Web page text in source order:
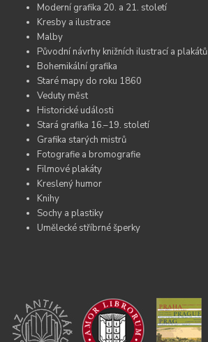
Moderní grafika 20. a 21. století
Kresby a ilustrace
Malby
Původní návrhy knižních ilustrací a plakátů
Bohemikální grafika
Staré mapy do roku 1860
Veduty měst
Historické události
Stará grafika 16.–19. století
Grafika starých mistrů
Fotografie a bromografie
Filmové plakáty
Kreslený humor
Knihy
Sochy a plastiky
Umělecké stříbrné šperky